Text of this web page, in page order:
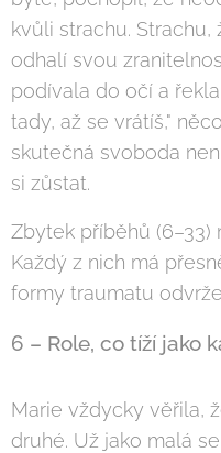
kvůli strachu.
odhalí svou
podívala do očí a
tady, až se vrátíš,"
skutečná svoboda
si zůstat.
Zbytek příběhů
Každý z nich má
formy traumatu
6 – Role, co tíží jako
Marie vždycky věřila,
druhé. Už jako malá